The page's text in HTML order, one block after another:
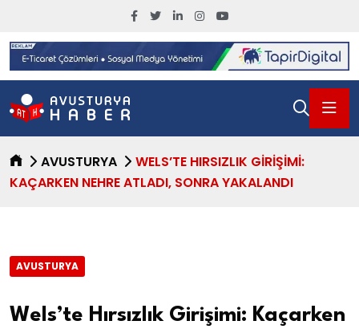
AVUSTURYA
WELS’TE HIRSIZLIK GIRIŞIMI:
KAÇARKEN NEHRE ATLADI, SONRA YAKALANDI
AVUSTURYA
Wels’te Hırsızlık Girişimi: Kaçarken